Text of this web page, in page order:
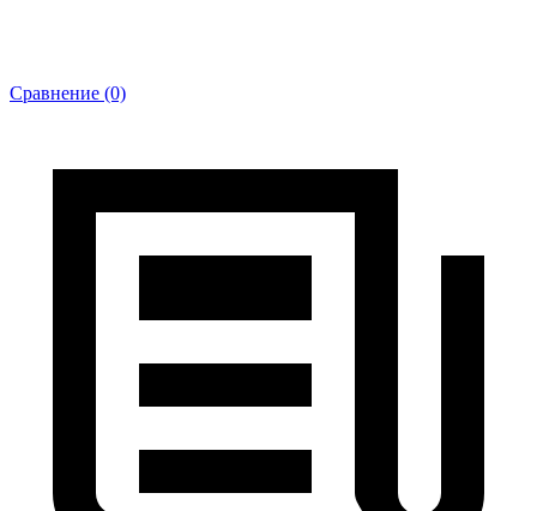
Сравнение (0)